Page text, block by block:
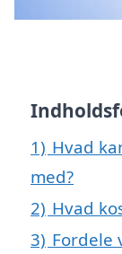
1) Hvad
med?
2) Hvad
3) Fordele